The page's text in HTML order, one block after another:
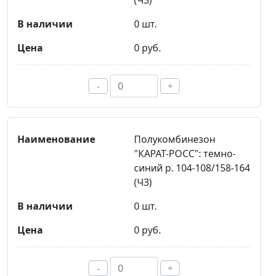
0 шт.
0 руб.
- +
Полукомбинезон
"КАРАТ-РОСС": темно-
синий р. 104-108/158-164
(ЧЗ)
0 шт.
0 руб.
- +